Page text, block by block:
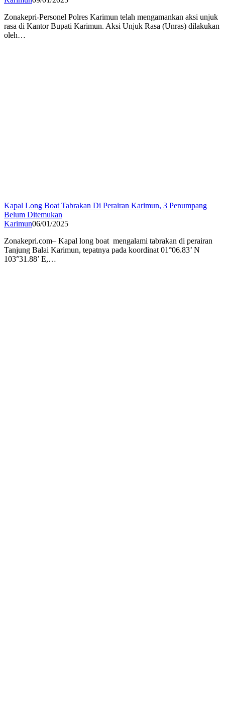
Zonakepri-Personel Polres Karimun telah mengamankan aksi unjuk
rasa di Kantor Bupati Karimun. Aksi Unjuk Rasa (Unras) dilakukan
oleh…
Kapal Long Boat Tabrakan Di Perairan Karimun, 3 Penumpang
Belum Ditemukan
Karimun06/01/2025
Zonakepri.com– Kapal long boat mengalami tabrakan di perairan
Tanjung Balai Karimun, tepatnya pada koordinat 01°06.83’ N
103°31.88’ E,…